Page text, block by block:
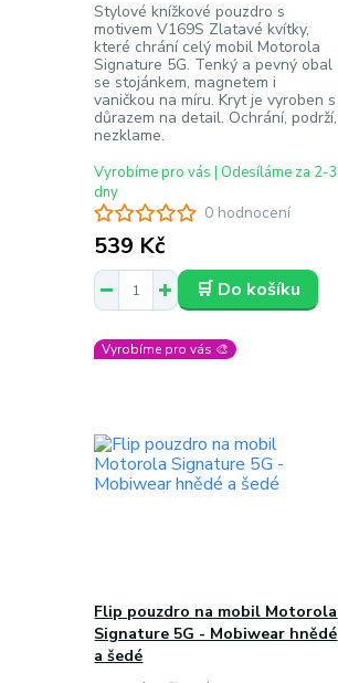
0 hodnocení
Stylové knížkové pouzdro s
motivem V169S Zlatavé kvítky,
které chrání celý mobil Motorola
Signature 5G. Tenký a pevný obal
se stojánkem, magnetem i
vaničkou na míru. Kryt je vyroben s
důrazem na detail. Ochrání, podrží,
nezklame.
539 Kč
Vyrobíme pro vás | Odesíláme za 2-3
dny
🛒 Do košíku
Vyrobíme pro vás 🎨
Flip pouzdro na mobil Motorola
Signature 5G - Mobiwear hnědé
a šedé